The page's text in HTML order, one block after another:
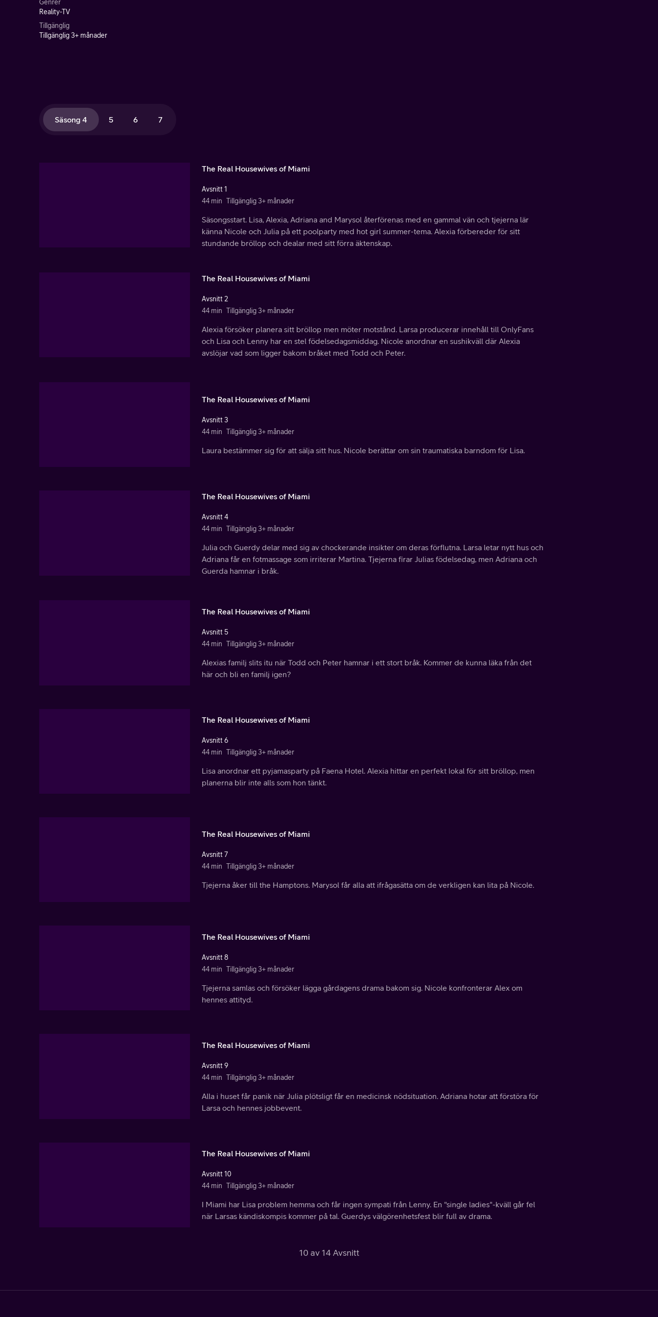
Genrer
Reality-TV
Tillgänglig
Tillgänglig 3+ månader
Säsong 4 5 6 7
The Real Housewives of Miami
Avsnitt 1
44 min Tillgänglig 3+ månader
Säsongsstart. Lisa, Alexia, Adriana and Marysol återförenas med en gammal vän och tjejerna lär
känna Nicole och Julia på ett poolparty med hot girl summer-tema. Alexia förbereder för sitt
stundande bröllop och dealar med sitt förra äktenskap.
The Real Housewives of Miami
Avsnitt 2
44 min Tillgänglig 3+ månader
Alexia försöker planera sitt bröllop men möter motstånd. Larsa producerar innehåll till OnlyFans
och Lisa och Lenny har en stel födelsedagsmiddag. Nicole anordnar en sushikväll där Alexia
avslöjar vad som ligger bakom bråket med Todd och Peter.
The Real Housewives of Miami
Avsnitt 3
44 min Tillgänglig 3+ månader
Laura bestämmer sig för att sälja sitt hus. Nicole berättar om sin traumatiska barndom för Lisa.
The Real Housewives of Miami
Avsnitt 4
44 min Tillgänglig 3+ månader
Julia och Guerdy delar med sig av chockerande insikter om deras förflutna. Larsa letar nytt hus och
Adriana får en fotmassage som irriterar Martina. Tjejerna firar Julias födelsedag, men Adriana och
Guerda hamnar i bråk.
The Real Housewives of Miami
Avsnitt 5
44 min Tillgänglig 3+ månader
Alexias familj slits itu när Todd och Peter hamnar i ett stort bråk. Kommer de kunna läka från det
här och bli en familj igen?
The Real Housewives of Miami
Avsnitt 6
44 min Tillgänglig 3+ månader
Lisa anordnar ett pyjamasparty på Faena Hotel. Alexia hittar en perfekt lokal för sitt bröllop, men
planerna blir inte alls som hon tänkt.
The Real Housewives of Miami
Avsnitt 7
44 min Tillgänglig 3+ månader
Tjejerna åker till the Hamptons. Marysol får alla att ifrågasätta om de verkligen kan lita på Nicole.
The Real Housewives of Miami
Avsnitt 8
44 min Tillgänglig 3+ månader
Tjejerna samlas och försöker lägga gårdagens drama bakom sig. Nicole konfronterar Alex om
hennes attityd.
The Real Housewives of Miami
Avsnitt 9
44 min Tillgänglig 3+ månader
Alla i huset får panik när Julia plötsligt får en medicinsk nödsituation. Adriana hotar att förstöra för
Larsa och hennes jobbevent.
The Real Housewives of Miami
Avsnitt 10
44 min Tillgänglig 3+ månader
I Miami har Lisa problem hemma och får ingen sympati från Lenny. En "single ladies"-kväll går fel
när Larsas kändiskompis kommer på tal. Guerdys välgörenhetsfest blir full av drama.
10 av 14 Avsnitt